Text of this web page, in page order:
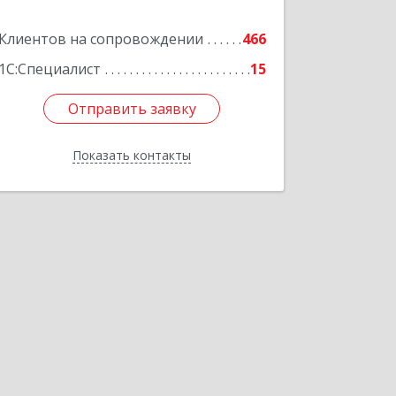
Клиентов на сопровождении
466
1С:Специалист
15
Отправить заявку
Показать контакты
Подробнее
Отправить заявку
Назад